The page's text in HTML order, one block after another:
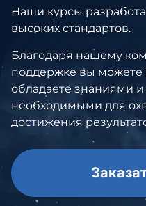
Наши курсы
высоких стандартов.
Благодаря нашему
поддержке вы можете
обладаете знаниями
необходимыми для
достижения